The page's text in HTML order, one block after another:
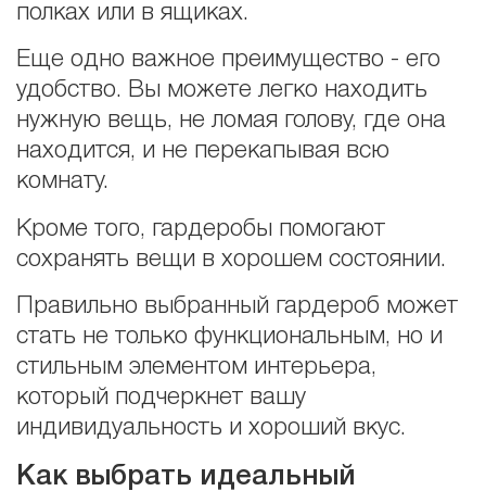
полках или в ящиках.
Еще одно важное преимущество - его
удобство. Вы можете легко находить
нужную вещь, не ломая голову, где она
находится, и не перекапывая всю
комнату.
Кроме того, гардеробы помогают
сохранять вещи в хорошем состоянии.
Правильно выбранный гардероб может
стать не только функциональным, но и
стильным элементом интерьера,
который подчеркнет вашу
индивидуальность и хороший вкус.
Как выбрать идеальный